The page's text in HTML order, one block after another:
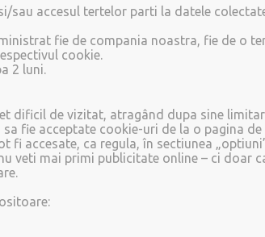
sau accesul tertelor parti la datele
fie de compania noastra, fie de o
cookie.
2 luni.
dificil de vizitat, atragând dupa sine
fie acceptate cookie-uri de la o pagina
accesate, ca regula, în sectiunea
veti mai primi publicitate online – ci doar